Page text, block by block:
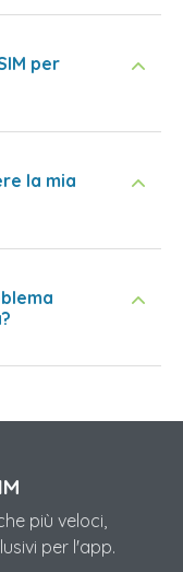
per
la mia
più veloci,
per l'app.